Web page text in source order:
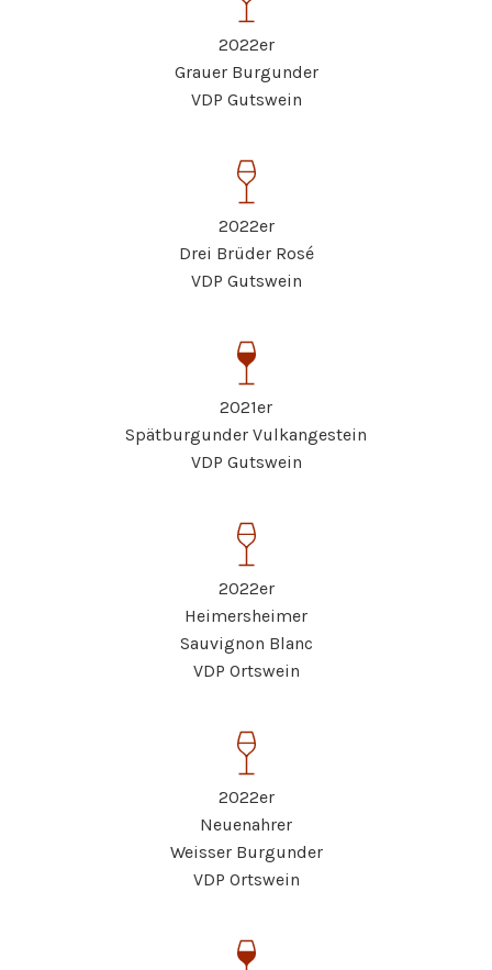
2022er
Grauer Burgunder
VDP Gutswein
2022er
Drei Brüder Rosé
VDP Gutswein
2021er
Spätburgunder Vulkangestein
VDP Gutswein
2022er
Heimersheimer
Sauvignon Blanc
VDP Ortswein
2022er
Neuenahrer
Weisser Burgunder
VDP Ortswein